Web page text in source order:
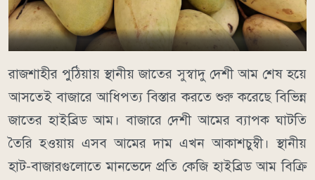
রাজশাহীর পুঠিয়ায় স্থানীয় জাতের সুস্বাদু দেশী আম শেষ হয়ে
আসতেই বাজারে আধিপত্য বিস্তার করতে শুরু করেছে বিভিন্ন
জাতের হাইব্রিড আম। বাজারে দেশী আমের ব্যাপক ঘাটতি
তৈরি হওয়ায় এসব আমের দাম এখন আকাশচুম্বী। স্থানীয়
হাট-বাজারগুলোতে মানভেদে প্রতি কেজি হাইব্রিড আম বিক্রি